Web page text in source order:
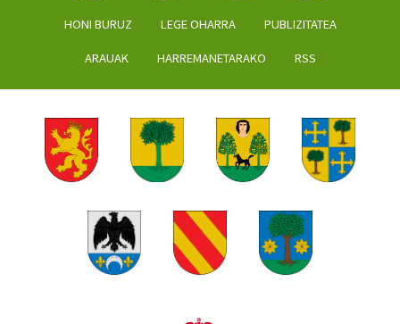
HONI BURUZ LEGE OHARRA PUBLIZITATEA
ARAUAK HARREMANETARAKO RSS